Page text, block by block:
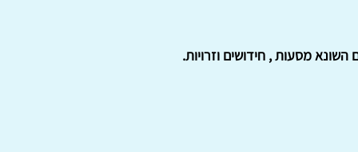
מסעות , חידושים וזרויות.